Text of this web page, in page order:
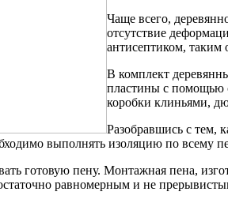
Чаще всего,
отсутствие
антисептиком, таким
В комплект
пластины с помощью
коробки клиньями,
Разобравшись с тем,
выполнять изоляцию по всему
готовую пену. Монтажная пена,
равномерным и не